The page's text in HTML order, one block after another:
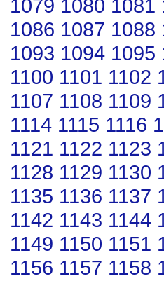
1079 1080 1081
1086 1087 1088
1093 1094 1095
1100 1101 1102
1107 1108 1109
1114 1115 1116
1121 1122 1123
1128 1129 1130
1135 1136 1137
1142 1143 1144
1149 1150 1151
1156 1157 1158